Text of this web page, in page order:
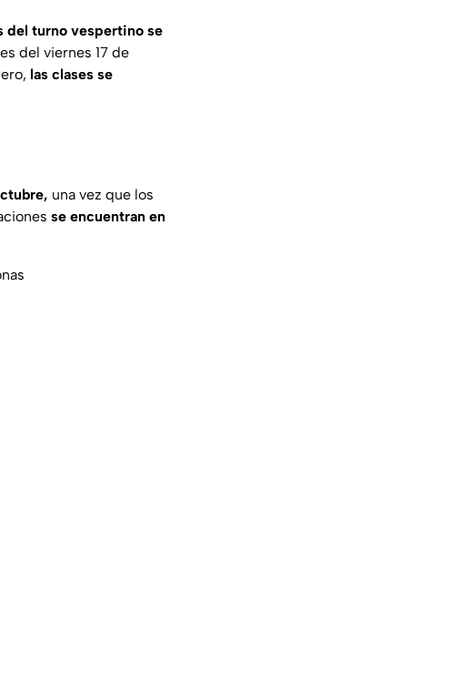
del turno vespertino se
del viernes 17 de
las clases se
una vez que los
se encuentran en